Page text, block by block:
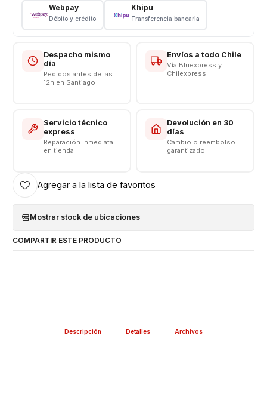
Capacidad: 2070 mAh
Somos VENTAS ELECTRONICAS
Webpay
Débito y crédito
Khipu
Transferencia bancaria
Despacho mismo
día
Pedidos antes de las
12h en Santiago
Envíos a todo Chile
Vía Bluexpress y
Chilexpress
Servicio técnico
express
Reparación inmediata
en tienda
Devolución en 30
días
Cambio o reembolso
garantizado
Agregar a la lista de favoritos
Mostrar stock de ubicaciones
COMPARTIR ESTE PRODUCTO
Descripción Detalles Archivos